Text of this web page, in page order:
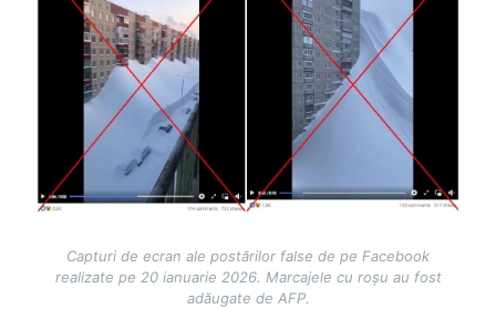
Capturi de ecran ale postărilor false de pe Facebook
realizate pe 20 ianuarie 2026. Marcajele cu roșu au fost
adăugate de AFP.